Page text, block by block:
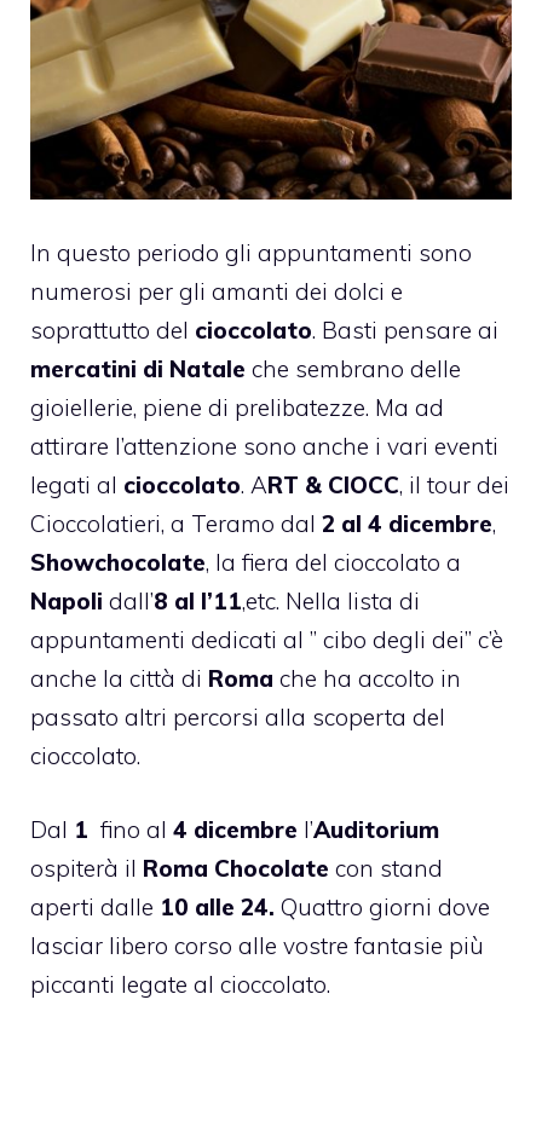
In questo periodo gli appuntamenti sono
numerosi per gli amanti dei dolci e
soprattutto del cioccolato. Basti pensare ai
mercatini di Natale che sembrano delle
gioiellerie, piene di prelibatezze. Ma ad
attirare l’attenzione sono anche i vari eventi
legati al cioccolato. ART & CIOCC, il tour dei
Cioccolatieri, a Teramo dal 2 al 4 dicembre,
Showchocolate, la fiera del cioccolato a
Napoli dall’8 al l’11,etc. Nella lista di
appuntamenti dedicati al ” cibo degli dei” c’è
anche la città di Roma che ha accolto in
passato altri percorsi alla scoperta del
cioccolato.
Dal 1 fino al 4 dicembre l’Auditorium
ospiterà il Roma Chocolate con stand
aperti dalle 10 alle 24. Quattro giorni dove
lasciar libero corso alle vostre fantasie più
piccanti legate al cioccolato.